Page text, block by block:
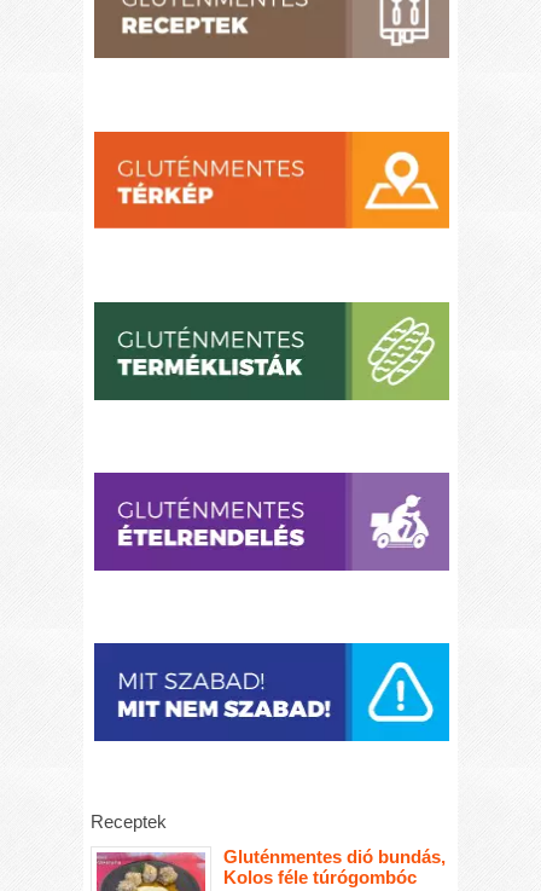
Receptek
Gluténmentes dió bundás,
Kolos féle túrógombóc